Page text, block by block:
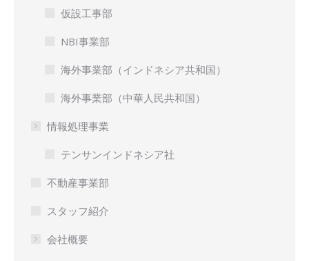
仮設工事部
NBI事業部
海外事業部（インドネシア共和国）
海外事業部（中華人民共和国）
情報処理事業
テンサンインドネシア社
不動産事業部
スタッフ紹介
会社概要